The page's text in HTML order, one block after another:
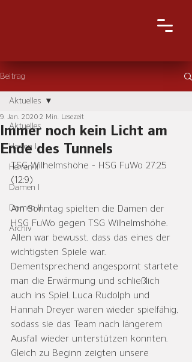
Beitrag
Aktuelles
Herren I
Herren II
Damen I
Damen II
Archiv
Aktuelles
Immer noch kein Licht am
Ende des Tunnels
9. Jan. 2020 2 Min. Lesezeit
TSG Wilhelmshöhe - HSG FuWo 27:25
(12:9)
Am Sonntag spielten die Damen der
HSG FuWo gegen TSG Wilhelmshöhe.
Allen war bewusst, dass das eines der
wichtigsten Spiele war.
Dementsprechend angespornt startete
man die Erwärmung und schließlich
auch ins Spiel. Luca Rudolph und
Hannah Dreyer waren wieder spielfähig,
sodass sie das Team nach längerem
Ausfall wieder unterstützen konnten.
Gleich zu Beginn zeigten unsere